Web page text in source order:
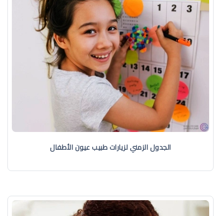
الجدول الزمني لزيارات طبيب عيون الأطفال